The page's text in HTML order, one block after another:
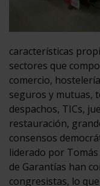
características
sectores que
comercio,
seguros y mutuas,
despachos, TICs,
restauración,
consensos
liderado por
de Garantías han
congresistas, lo